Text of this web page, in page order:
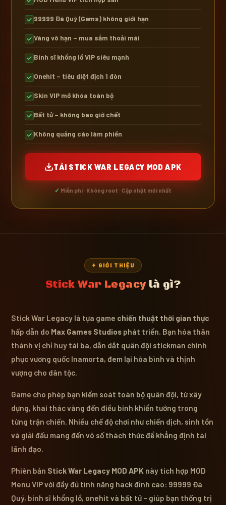
99999 Đá Quý (Gems) không giới hạn
Vàng vô hạn – mua sắm thoải mái
Binh sĩ khổng lồ VIP siêu mạnh
Onehit – tiêu diệt địch 1 đòn
Skin VIP mở khóa toàn bộ
Bất tử – không bao giờ chết
Không quảng cáo làm phiền
TẢI STICK WAR LEGACY MOD APK
✓ Miễn phí · Không root · Cập nhật mới nhất
✦ GIỚI THIỆU
Stick War Legacy là gì?
Stick War Legacy là tựa game chiến thuật thời gian thực
hấp dẫn do Max Games Studios phát triển. Bạn hóa thân
thành vị chỉ huy tài ba, dẫn dắt quân đội stickman chinh
phục vương quốc Inamorta, đem lại hòa bình và thịnh
vượng cho dân tộc.
Game cho phép bạn kiểm soát toàn bộ quân đội, từ xây
dựng, khai thác vàng đến điều binh khiển tướng trong
từng trận chiến. Nhiều chế độ chơi như chiến dịch, sinh tồn
và giải đấu mang đến vô số thách thức để khẳng định tài
lãnh đạo.
Phiên bản Stick War Legacy MOD APK này tích hợp MOD
Menu VIP với đầy đủ tính năng hack đỉnh cao: 99999 Đá
Quý, binh sĩ khổng lồ, onehit và bất tử – giúp bạn thống trị